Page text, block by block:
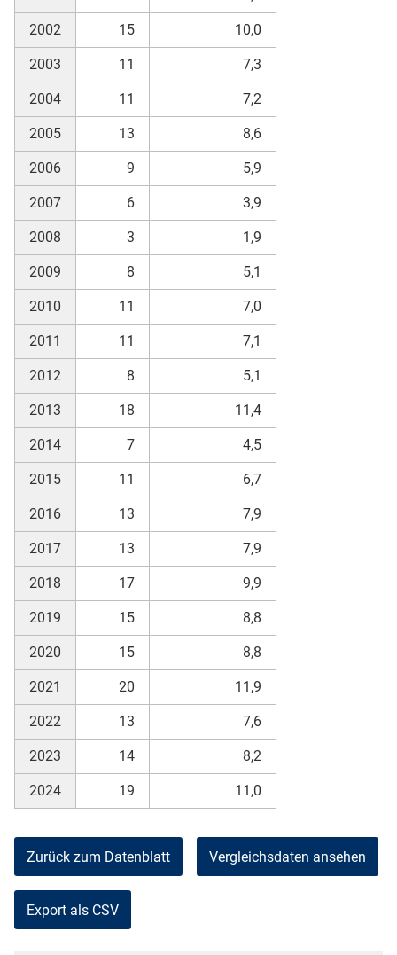
2002 15 10,0
2003 11 7,3
2004 11 7,2
2005 13 8,6
2006 9 5,9
2007 6 3,9
2008 3 1,9
2009 8 5,1
2010 11 7,0
2011 11 7,1
2012 8 5,1
2013 18 11,4
2014 7 4,5
2015 11 6,7
2016 13 7,9
2017 13 7,9
2018 17 9,9
2019 15 8,8
2020 15 8,8
2021 20 11,9
2022 13 7,6
2023 14 8,2
2024 19 11,0
Zurück zum Datenblatt Vergleichsdaten ansehen
Export als CSV